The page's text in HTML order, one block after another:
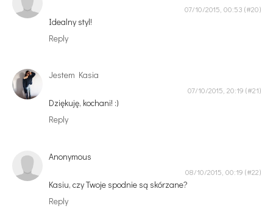
07/10/2015, 00:53
Idealny styl!
Reply
Jestem Kasia
07/10/2015, 20:19
Dziękuję, kochani! :)
Reply
Anonymous
08/10/2015, 00:19
Kasiu, czy Twoje spodnie są skórzane?
Reply